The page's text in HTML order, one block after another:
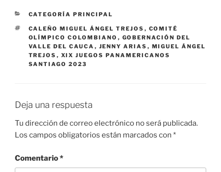
CATEGORÍAS
CATEGORÍA PRINCIPAL
ETIQUETAS
CALEÑO MIGUEL ÁNGEL TREJOS , COMITÉ
OLÍMPICO COLOMBIANO , GOBERNACIÓN DEL
VALLE DEL CAUCA , JENNY ARIAS , MIGUEL ÁNGEL
TREJOS , XIX JUEGOS PANAMERICANOS
SANTIAGO 2023
Deja una respuesta
Tu dirección de correo electrónico no será publicada.
Los campos obligatorios están marcados con *
Comentario*